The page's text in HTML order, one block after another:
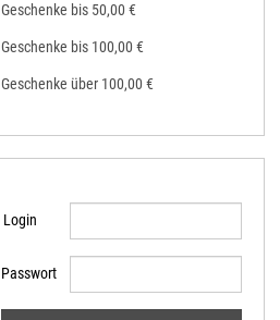
Geschenke bis 50,00 €
Geschenke bis 100,00 €
Geschenke über 100,00 €
Login
Passwort